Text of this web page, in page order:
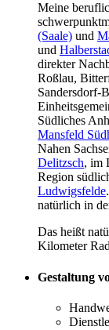
Meine
(Saale) und
und
direkter
Roßlau,
Sandersdorf-
Südliches
Mansfeld
Nahen
Delitzsch, im
Region
Ludwigsfelde
natürlich in
Das heißt
Kilometer
Gestaltung